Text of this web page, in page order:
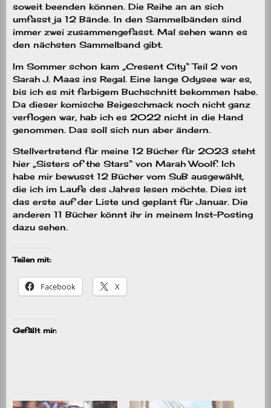
soweit beenden können. Die Reihe an an sich
umfasst ja 12 Bände. In den Sammelbänden sind
immer zwei zusammengefasst. Mal sehen wann es
den nächsten Sammelband gibt.
Im Sommer schon kam „Cresent City“ Teil 2 von
Sarah J. Maas ins Regal. Eine lange Odysee war es,
bis ich es mit farbigem Buchschnitt bekommen habe.
Da dieser komische Beigeschmack noch nicht ganz
verflogen war, hab ich es 2022 nicht in die Hand
genommen. Das soll sich nun aber ändern.
Stellvertretend für meine 12 Bücher für 2023 steht
hier „Sisters of the Stars“ von Marah Woolf. Ich
habe mir bewusst 12 Bücher vom SuB ausgewählt,
die ich im Laufe des Jahres lesen möchte. Dies ist
das erste auf der Liste und geplant für Januar. Die
anderen 11 Bücher könnt ihr in meinem Inst-Posting
dazu sehen.
Teilen mit:
Facebook X
Gefällt mir: